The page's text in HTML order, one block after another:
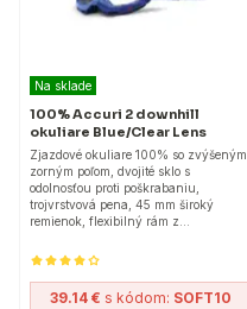
Na sklade
100% Accuri 2 downhill
okuliare Blue/Clear Lens
Zjazdové okuliare 100% so zvýšeným
zorným poľom, dvojité sklo s
odolnosťou proti poškrabaniu,
trojvrstvová pena, 45 mm široký
remienok, flexibilný rám z…
39.14 € s kódom: SOFT10